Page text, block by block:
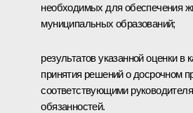
необходимых для обеспечения
муниципальных образований;
результатов указанной оценки в
принятия решений о досрочном
соответствующими
обязанностей.